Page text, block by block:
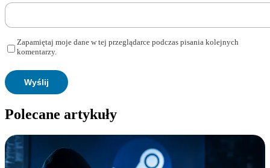
Zapamiętaj moje dane w tej przeglądarce podczas pisania kolejnych
komentarzy.
Polecane artykuły